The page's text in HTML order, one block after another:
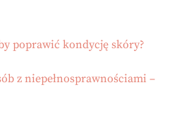
poprawić kondycję skóry?
z niepełnosprawnościami –